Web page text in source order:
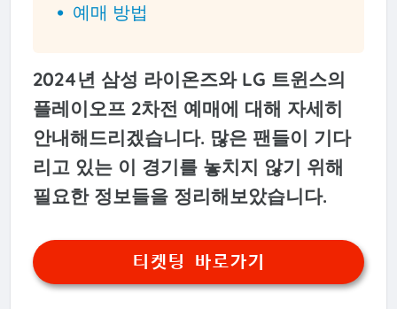
예매 방법
2024년 삼성 라이온즈와 LG 트윈스의
플레이오프 2차전 예매에 대해 자세히
안내해드리겠습니다. 많은 팬들이 기다
리고 있는 이 경기를 놓치지 않기 위해
필요한 정보들을 정리해보았습니다.
티켓팅 바로가기